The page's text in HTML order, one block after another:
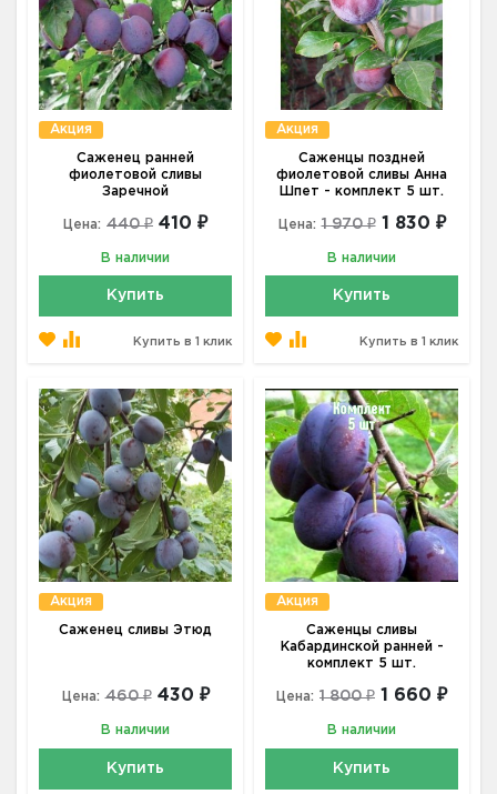
Акция
Саженец ранней
фиолетовой сливы
Заречной
Цена: 440 ₽ 410 ₽
В наличии
Купить
Купить в 1 клик
Акция
Саженцы поздней
фиолетовой сливы Анна
Шпет - комплект 5 шт.
Цена: 1 970 ₽ 1 830 ₽
В наличии
Купить
Купить в 1 клик
Акция
Саженец сливы Этюд
Цена: 460 ₽ 430 ₽
В наличии
Купить
Акция
Саженцы сливы
Кабардинской ранней -
комплект 5 шт.
Цена: 1 800 ₽ 1 660 ₽
В наличии
Купить